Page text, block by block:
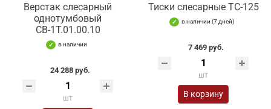
Верстак слесарный
однотумбовый
СВ-1Т.01.00.10
в наличии
24 288 руб.
шт
Тиски слесарные TC-125
в наличии (7 дней)
7 469 руб.
шт
В корзину